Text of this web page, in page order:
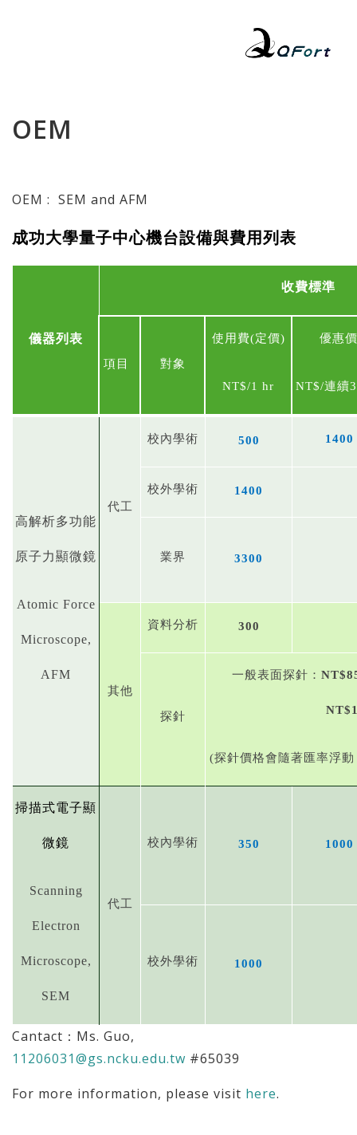
OEM
OEM : SEM and AFM
成功大學量子中心機台設備與費用列表
儀器列表
收費標準
項目 對象
使用費(定價)
NT$/1 hr
優惠價
NT$/連續3
高解析多功能
原子力顯微鏡
Atomic Force
Microscope,
AFM
代工
校內學術 500 1400
校外學術 1400
業界 3300
其他
資料分析 300
探針
一般表面探針：
(探針價格會隨著匯率浮
掃描式電子顯
微鏡
Scanning
Electron
Microscope,
SEM
代工
校內學術 350 1000
校外學術 1000
Cantact：Ms. Guo,
11206031@gs.ncku.edu.tw #65039
For more information, please visit here.